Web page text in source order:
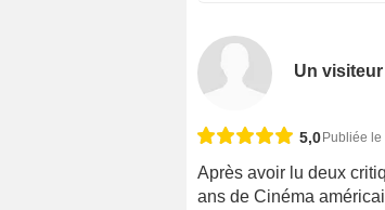
Un visiteur
5,0 Publiée
Après avoir lu deux
ans de Cinéma